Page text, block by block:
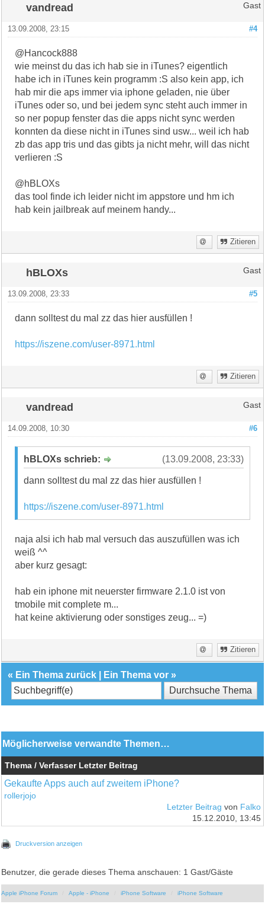
vandread Gast
#4
13.09.2008, 23:15
@Hancock888
wie meinst du das ich hab sie in iTunes? eigentlich
habe ich in iTunes kein programm :S also kein app, ich
hab mir die aps immer via iphone geladen, nie über
iTunes oder so, und bei jedem sync steht auch immer in
so ner popup fenster das die apps nicht sync werden
konnten da diese nicht in iTunes sind usw... weil ich hab
zb das app tris und das gibts ja nicht mehr, will das nicht
verlieren :S
@hBLOXs
das tool finde ich leider nicht im appstore und hm ich
hab kein jailbreak auf meinem handy...
Zitieren
hBLOXs Gast
#5
13.09.2008, 23:33
dann solltest du mal zz das hier ausfüllen !
https://iszene.com/user-8971.html
Zitieren
vandread Gast
#6
14.09.2008, 10:30
(13.09.2008, 23:33)
hBLOXs schrieb:
dann solltest du mal zz das hier ausfüllen !
https://iszene.com/user-8971.html
naja alsi ich hab mal versuch das auszufüllen was ich
weiß ^^
aber kurz gesagt:
hab ein iphone mit neuerster firmware 2.1.0 ist von
tmobile mit complete m...
hat keine aktivierung oder sonstiges zeug... =)
Zitieren
« Ein Thema zurück Ein Thema vor »
Möglicherweise verwandte Themen…
Thema / Verfasser Letzter Beitrag
Gekaufte Apps auch auf zweitem iPhone?
rollerjojo
Letzter Beitrag von Falko
15.12.2010, 13:45
Druckversion anzeigen
Benutzer, die gerade dieses Thema anschauen: 1 Gast/Gäste
Apple iPhone Forum Apple - iPhone iPhone Software iPhone Software